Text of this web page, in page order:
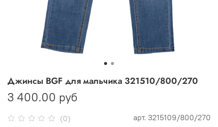
(0) арт. 3215109/800/270
Джинсы BGF для мальчика 321510/800/270
3 400.00 руб